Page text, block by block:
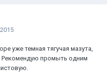
уже темная тягучая мазута,
Рекомендую промыть одним